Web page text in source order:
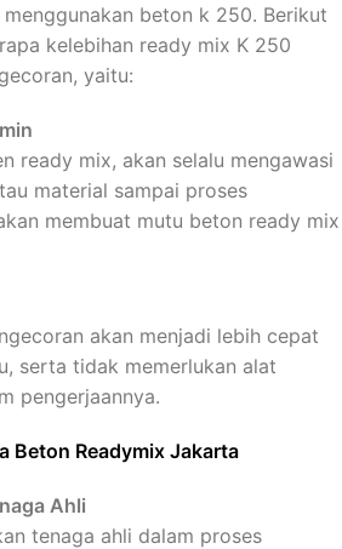
beton k 250. Berikut
kelebihan ready mix K 250
yaitu:
ready mix, akan selalu mengawasi
material sampai proses
membuat mutu beton ready mix
akan menjadi lebih cepat
serta tidak memerlukan alat
pengerjaannya.
Beton Readymix Jakarta
Ahli
tenaga ahli dalam proses